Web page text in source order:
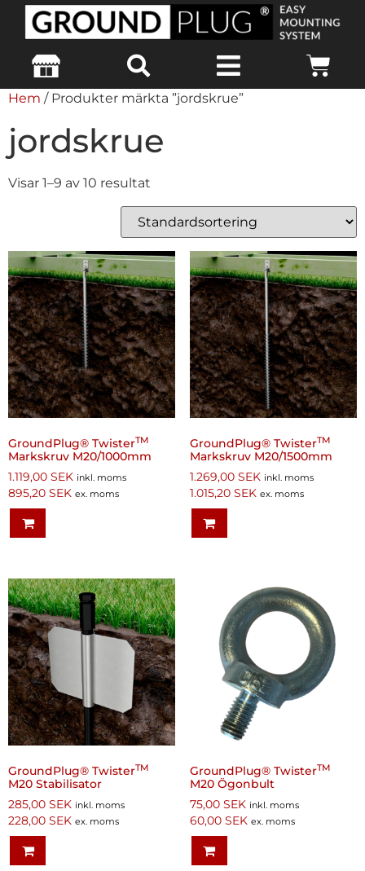
Hem / Produkter märkta ”jordskrue”
jordskrue
Visar 1–9 av 10 resultat
GroundPlug® TwisterTM
Markskruv M20/1000mm
1.119,00 SEK inkl. moms
895,20 SEK ex. moms
GroundPlug® TwisterTM
Markskruv M20/1500mm
1.269,00 SEK inkl. moms
1.015,20 SEK ex. moms
GroundPlug® TwisterTM
M20 Stabilisator
285,00 SEK inkl. moms
228,00 SEK ex. moms
GroundPlug® TwisterTM
M20 Ögonbult
75,00 SEK inkl. moms
60,00 SEK ex. moms